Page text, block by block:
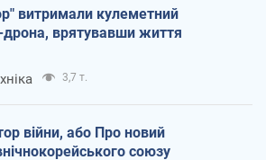
витримали кулеметний
дрона, врятувавши життя
3,7 т.
війни, або Про новий
союзу